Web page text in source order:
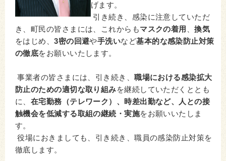
げます。
引き続き、感染に注意していただ
き、町民の皆さまには、これからもマスクの着用 、換気
をはじめ、3密の回避や手洗いなど基本的な感染防止対策
の徹底をお願いいたします。
事業者の皆さまには、引き続き、職場における感染拡大
防止のための適切な取り組みを継続していただくととも
に、 在宅勤務（テレワーク）、時差出勤など、人との接
触機会を低減する取組の継続・実施をお願いいたしま
す。
役場におきましても、引き続き、職員の感染防止対策を
徹底します。